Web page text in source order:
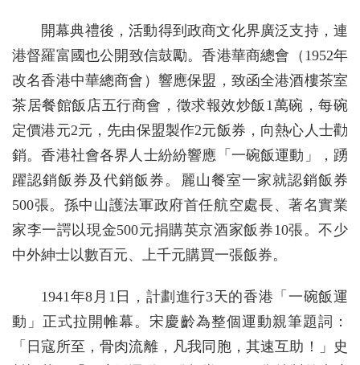
開幕典禮後，活動得到政商文化界廣泛支持，連
港督羅富國也公開致信鼓勵。香港華商總會（1952年
改名香港中華總商會）響應保盟，致函全港酒樓茶室
茶居餐館飯店五行商會，徵求報效炒飯1萬碗，每碗
定價港元2元，先由保盟製作2元飯券，向熱心人士勸
銷。香港社會各界人士紛紛響應「一碗飯運動」，踴
躍認銷飯券及代銷飯券。麗山餐室一家就認銷飯券
500張。孫中山護法軍政府首任航空處長、著名實業
家李一諤以現金500元捐購英京酒家飯券10張。不少
中外紳士以數百元、上千元購買一張飯券。
1941年8月1日，計劃進行3天的香港「一碗飯運
動」正式拉開帷幕。宋慶齡為整個運動親筆題詞：
「日寇所至，骨肉流離，凡我同胞，其速互助！」史